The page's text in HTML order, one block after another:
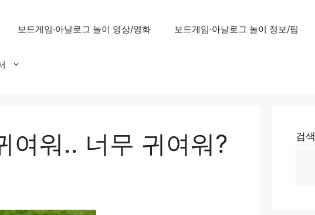
보드게임·아날로그 놀이 영상/영화 보드게임·아날로그 놀이 정보/팁
여워.. 너무 귀여워?
검색